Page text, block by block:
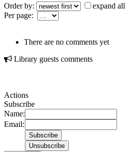
Order by:
expand all
Per page:
There are no comments yet
Library guests comments
Actions
Subscribe
Name:
Email: